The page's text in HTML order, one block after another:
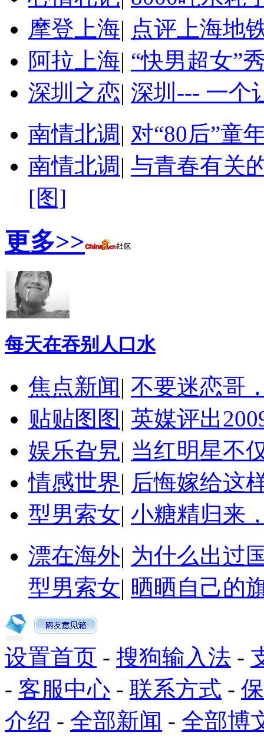
摩登上海| 点评上海地
阿拉上海| “快男超女”
深圳之恋| 深圳--- 一个
南情北调 | 对“80后”童
南情北调 | 与青春有关
[图]
更多>>
每天在吞别人口水
焦点新闻| 不要迷恋哥
贴贴图图 | 英媒评出
娱乐旮旯| 当红明星不
情感世界| 后悔嫁给这
型男索女| 小糖精归来
漂在海外| 为什么出过
型男索女| 晒晒自己的
设置首页 - 搜狗输入法 -
- 客服中心 - 联系方式 -
介绍 - 全部新闻 - 全部博